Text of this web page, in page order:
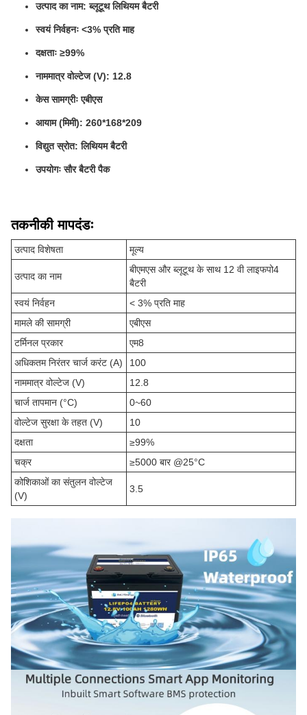
उत्पाद का नाम: ब्लूटूथ लिथियम बैटरी
स्वयं निर्वहनः <3% प्रति माह
दक्षताः ≥99%
नाममात्र वोल्टेज (V): 12.8
केस सामग्रीः एबीएस
आयाम (मिमी): 260*168*209
विद्युत स्रोत: लिथियम बैटरी
उपयोगः सौर बैटरी पैक
तकनीकी मापदंडः
उत्पाद विशेषता मूल्य
उत्पाद का नाम
बीएमएस और ब्लूटूथ के साथ 12 वी लाइफपो4
बैटरी
स्वयं निर्वहन
< 3% प्रति माह
मामले की सामग्री
एबीएस
टर्मिनल प्रकार
एम8
अधिकतम निरंतर चार्ज करंट (A)
100
नाममात्र वोल्टेज (V)
12.8
चार्ज तापमान (°C)
0~60
वोल्टेज सुरक्षा के तहत (V)
10
दक्षता
≥99%
चक्र
≥5000 बार @25°C
कोशिकाओं का संतुलन वोल्टेज
(V)
3.5